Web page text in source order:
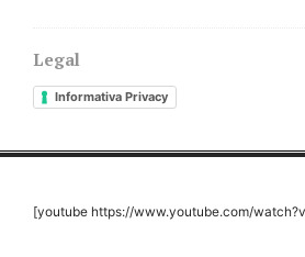
Legal
Informativa Privacy
[youtube https://www.youtube.com/